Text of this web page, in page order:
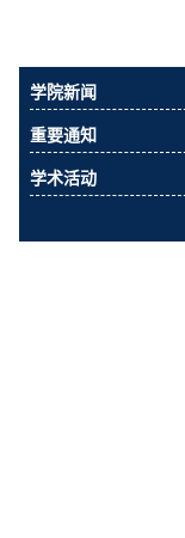
相关下载
联系我们
学院新闻
重要通知
学术活动